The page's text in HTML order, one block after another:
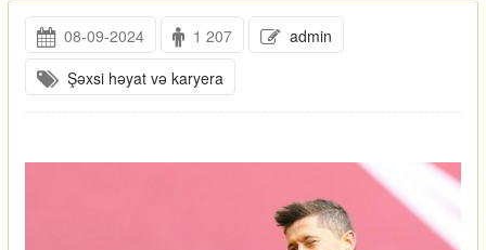
08-09-2024 1 207
admin
Şəxsi həyat və karyera